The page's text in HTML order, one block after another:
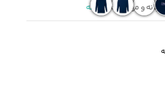
مردانه پیراهن مردانهو مردانه مردانه